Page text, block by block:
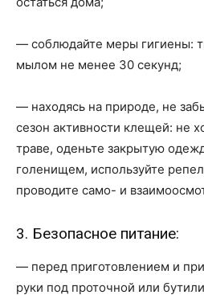
— соблюдайте меры гигиены:
мылом не менее 30 секунд;
— находясь на природе, не
сезон активности клещей: не
траве, оденьте закрытую
голенищем, используйте
проводите само- и
3. Безопасное питание:
— перед приготовлением и
руки под проточной или